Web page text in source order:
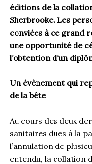
éditions de la
Sherbrooke. Les
conviées à ce grand
une opportunité de
l’obtention d’un
Un évènement qui
de la bête
Au cours des deux
sanitaires dues à la
l’annulation de
entendu, la collation